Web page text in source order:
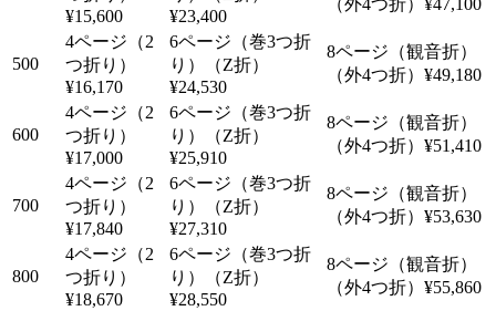
¥15,600
¥23,400
¥47,100
500
¥16,170
¥24,530
¥49,180
600
¥17,000
¥25,910
¥51,410
700
¥17,840
¥27,310
¥53,630
800
¥18,670
¥28,550
¥55,860